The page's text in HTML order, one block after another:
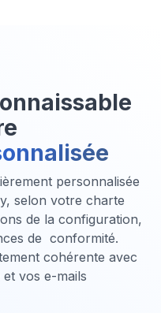
personnalisée
selon votre charte
de la configuration,
de conformité.
cohérente avec
vos e-mails